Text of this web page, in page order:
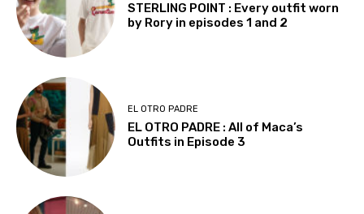
STERLING POINT : Every outfit worn
by Rory in episodes 1 and 2
EL OTRO PADRE
EL OTRO PADRE : All of Maca’s
Outfits in Episode 3